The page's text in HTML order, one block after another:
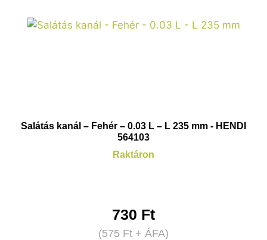
Salátás kanál – Fehér – 0.03 L – L 235 mm - HENDI
564103
Raktáron
730 Ft
(575 Ft + ÁFA)